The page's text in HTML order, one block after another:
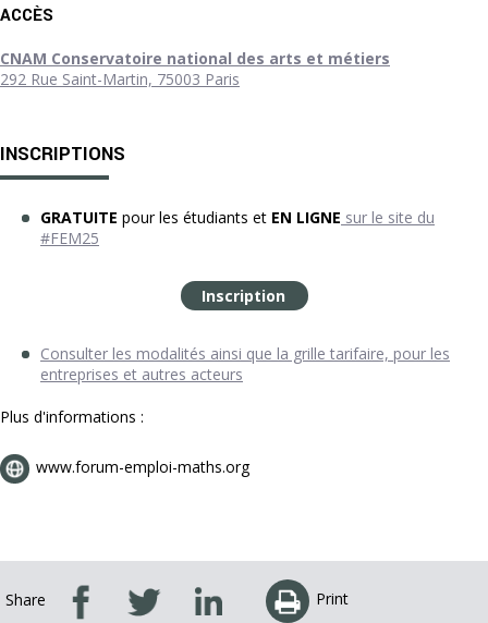
ACCÈS
CNAM Conservatoire national des arts et métiers
292 Rue Saint-Martin, 75003 Paris
INSCRIPTIONS
GRATUITE pour les étudiants et EN LIGNE sur le site du
#FEM25
Inscription
Consulter les modalités ainsi que la grille tarifaire, pour les
entreprises et autres acteurs
Plus d'informations :
www.forum-emploi-maths.org
Share Print